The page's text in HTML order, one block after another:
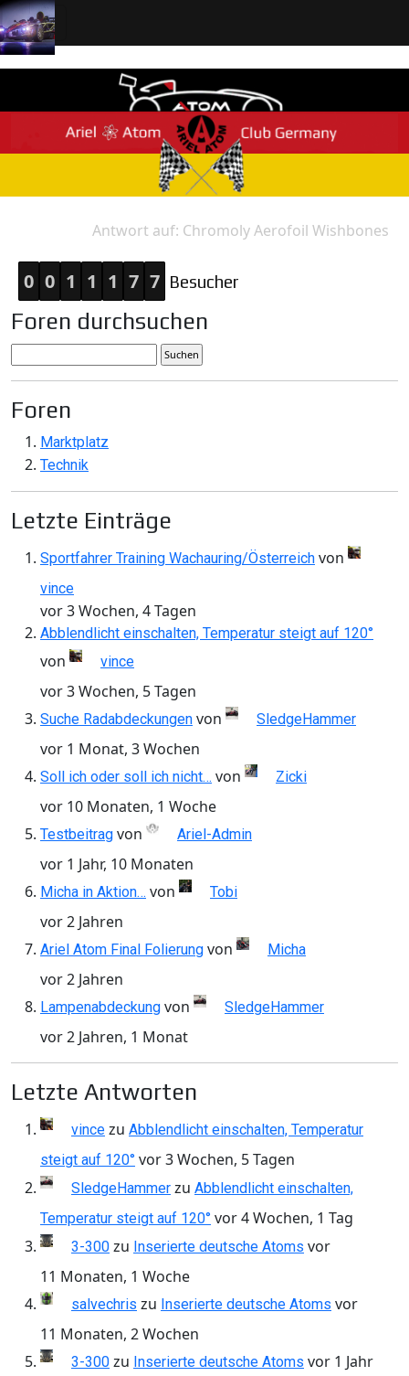
Antwort auf: Chromoly Aerofoil Wishbones
0 0 1 1 1 7 7 Besucher
Foren durchsuchen
Foren
Marktplatz
Technik
Letzte Einträge
Sportfahrer Training Wachauring/Österreich von
vince
vor 3 Wochen, 4 Tagen
Abblendlicht einschalten, Temperatur steigt auf 120°
von vince
vor 3 Wochen, 5 Tagen
Suche Radabdeckungen von SledgeHammer
vor 1 Monat, 3 Wochen
Soll ich oder soll ich nicht… von Zicki
vor 10 Monaten, 1 Woche
Testbeitrag von Ariel-Admin
vor 1 Jahr, 10 Monaten
Micha in Aktion… von Tobi
vor 2 Jahren
Ariel Atom Final Folierung von Micha
vor 2 Jahren
Lampenabdeckung von SledgeHammer
vor 2 Jahren, 1 Monat
Letzte Antworten
vince zu Abblendlicht einschalten, Temperatur
steigt auf 120° vor 3 Wochen, 5 Tagen
SledgeHammer zu Abblendlicht einschalten,
Temperatur steigt auf 120° vor 4 Wochen, 1 Tag
3-300 zu Inserierte deutsche Atoms vor
11 Monaten, 1 Woche
salvechris zu Inserierte deutsche Atoms vor
11 Monaten, 2 Wochen
3-300 zu Inserierte deutsche Atoms vor 1 Jahr